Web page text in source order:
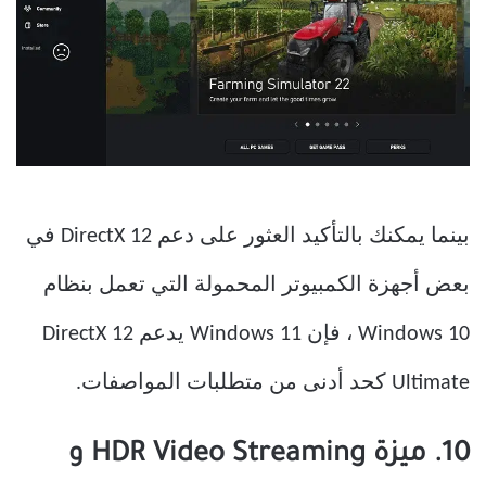
بينما يمكنك بالتأكيد العثور على دعم DirectX 12 في
بعض أجهزة الكمبيوتر المحمولة التي تعمل بنظام
Windows 10 ، فإن Windows 11 يدعم DirectX 12
Ultimate كحد أدنى من متطلبات المواصفات.
10. ميزة HDR Video Streaming و